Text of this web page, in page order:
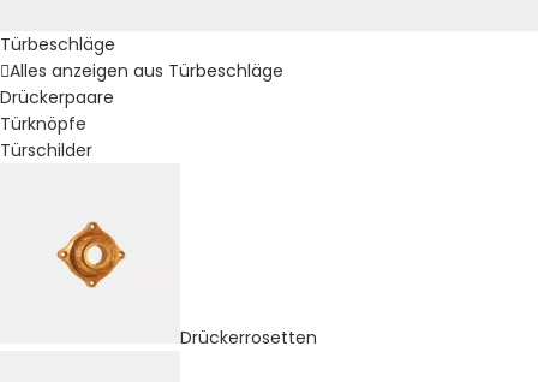
Türbeschläge
Alles anzeigen aus Türbeschläge
Drückerpaare
Türknöpfe
Türschilder
Drückerrosetten